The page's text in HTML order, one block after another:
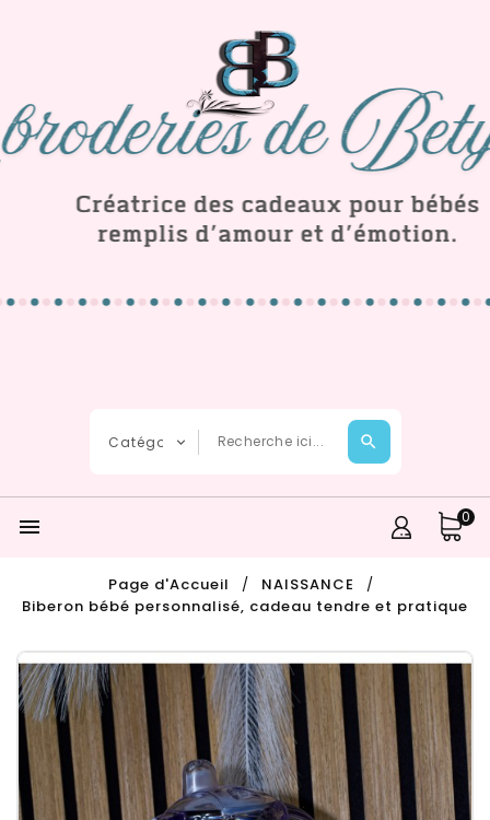
 0
Page d'Accueil
NAISSANCE
Biberon bébé personnalisé, cadeau tendre et pratique